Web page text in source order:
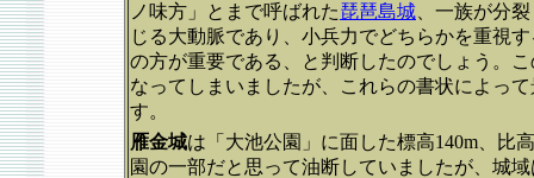
ノ味方」とまで呼ばれた琵琶島城 、一族が分
じる大動脈であり、小兵力でどちらかを重視
の方が重要である、と判断したのでしょう。こ
なってしまいましたが、これらの書状によっ
す。
雁金城は「大池公園」に面した標高140m、比
園の一部だと思って油断していましたが、城